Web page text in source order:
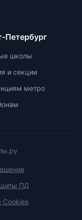
Петербург
школы
и секции
метро
ПД
Cookies